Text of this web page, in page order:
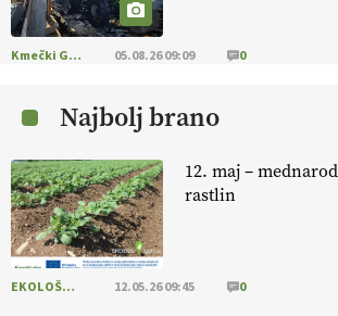
EKOloško = logično: kmetija
EKOloško = logično: kmetija Pr'
EKOloško = logično: kmetija ZEL
Kmečki Glas 05.08.26 09:09 0
Najbolj brano
12. maj –
rastlin
EKOLOŠKO LOGIČNO 12.05.26 09:45 0